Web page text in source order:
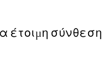
έτοιμη σύνθεση